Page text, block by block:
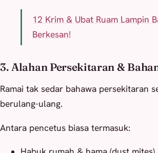
12 Krim & Ubat Ruam Lampin
Berkesan!
3. Alahan Persekitaran &
Ramai tak sedar bahawa persekitaran
berulang-ulang.
Antara pencetus biasa termasuk: